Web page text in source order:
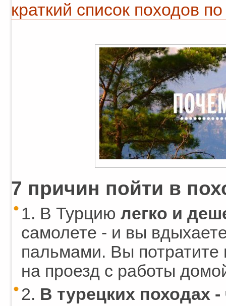
краткий список походов
7 причин пойти в
1. В Турцию легко и
самолете - и вы
пальмами. Вы
на проезд с работы
2. В турецких походах -